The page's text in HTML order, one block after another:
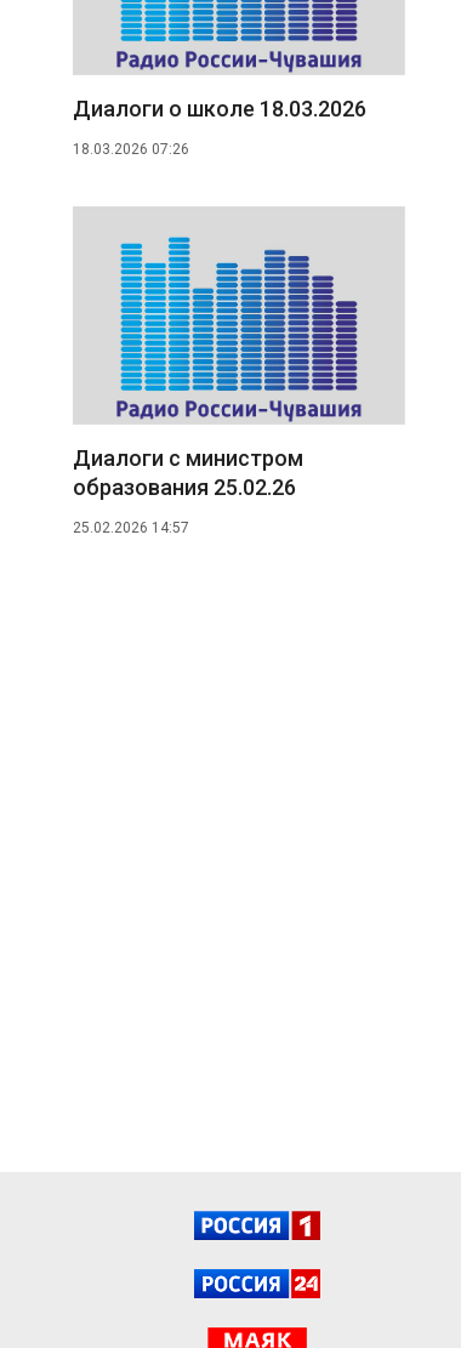
Диалоги о школе 18.03.2026
18.03.2026 07:26
Диалоги с министром
образования 25.02.26
25.02.2026 14:57